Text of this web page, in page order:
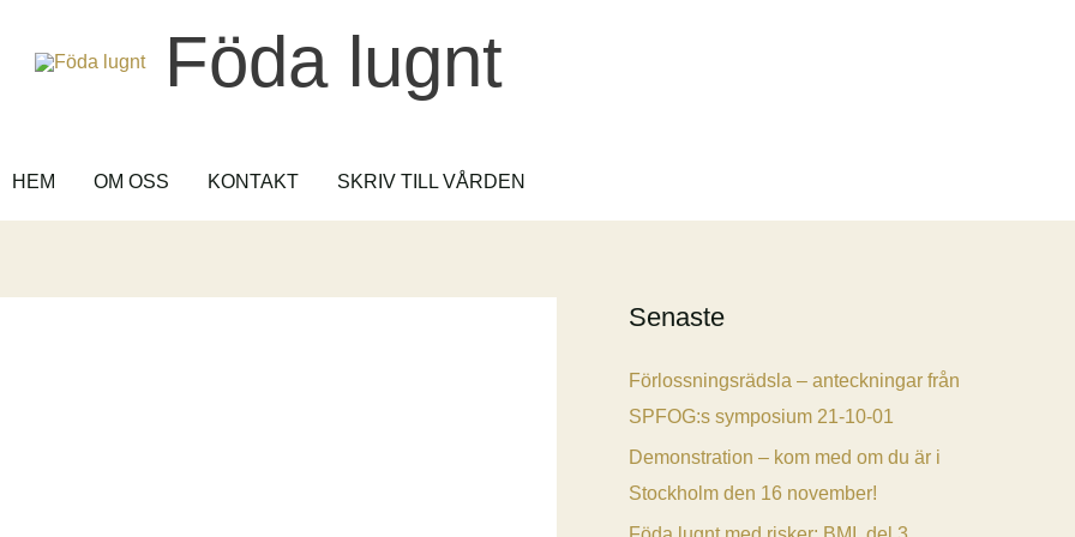
Föda lugnt
HEM OM OSS KONTAKT SKRIV TILL VÅRDEN
Senaste
Förlossningsrädsla – anteckningar från
SPFOG:s symposium 21-10-01
Demonstration – kom med om du är i
Stockholm den 16 november!